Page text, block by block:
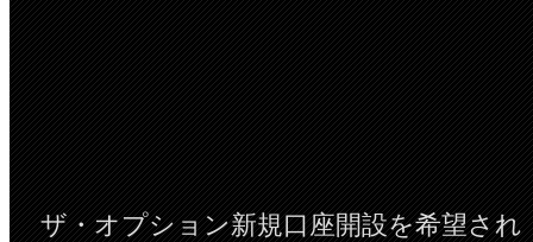
ザ・オプション新規口座開設を希望され